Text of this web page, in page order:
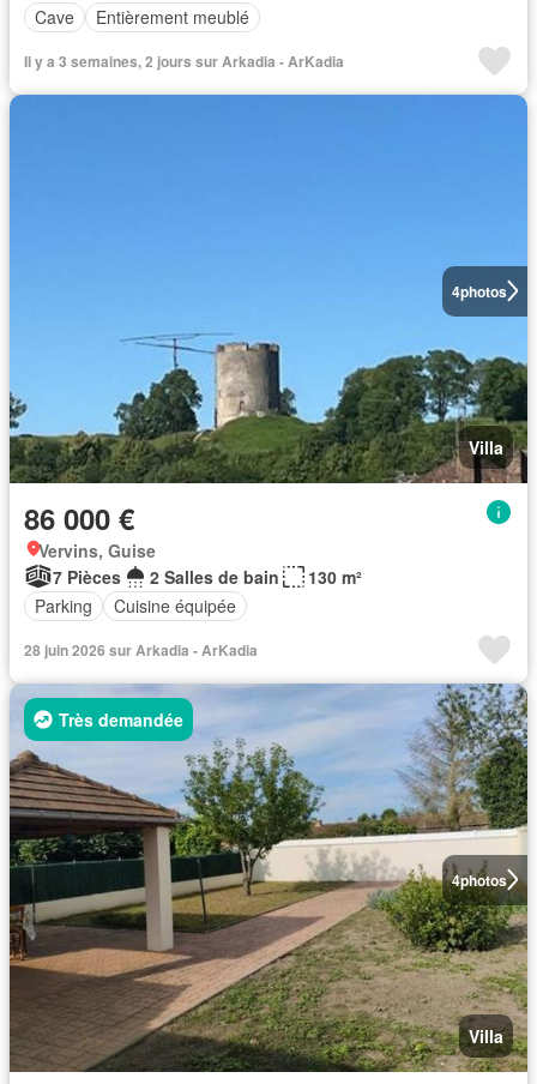
Cave Entièrement meublé
Il y a 3 semaines, 2 jours sur Arkadia - ArKadia
4photos
Villa
86 000 €
Vervins, Guise
7 Pièces
2 Salles de bain
130 m²
Parking
Cuisine équipée
28 juin 2026 sur Arkadia - ArKadia
4photos
Très demandée
Villa